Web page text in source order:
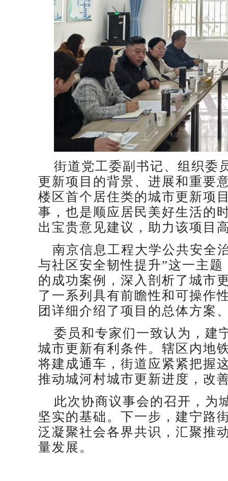
街道党工委副书记、组织委
更新项目的背景、进展和重要
楼区首个居住类的城市更新项
事，也是顺应居民美好生活的
出宝贵意见建议，助力该项目
南京信息工程大学公共安全
与社区安全韧性提升”这一主
的成功案例，深入剖析了城市
了一系列具有前瞻性和可操作
团详细介绍了项目的总体方案
委员和专家们一致认为，建
城市更新有利条件。辖区内地
将建成通车，街道应紧紧把握
推动城河村城市更新进度，改
此次协商议事会的召开，为
坚实的基础。下一步，建宁路
泛凝聚社会各界共识，汇聚推
量发展。